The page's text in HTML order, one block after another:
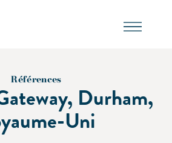
Références
Durham,
Uni